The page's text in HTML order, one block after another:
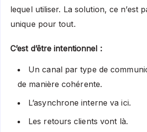
lequel utiliser. La solution, ce n’est
unique pour tout.
C’est d’être intentionnel :
Un canal par type de
de manière cohérente.
L’asynchrone interne va ici.
Les retours clients vont là.